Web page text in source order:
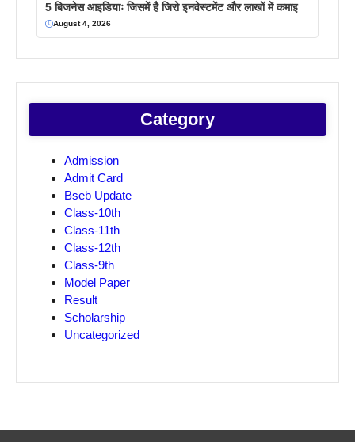
5 बिजनेस आइडियाः जिसमें है जिरो इनवेस्टमेंट और लाखों में कमाइ
August 4, 2026
Category
Admission
Admit Card
Bseb Update
Class-10th
Class-11th
Class-12th
Class-9th
Model Paper
Result
Scholarship
Uncategorized